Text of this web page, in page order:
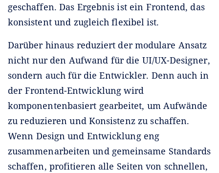
geschaffen. Das Ergebnis ist ein Frontend, das
konsistent und zugleich flexibel ist.
Darüber hinaus reduziert der modulare Ansatz
nicht nur den Aufwand für die UI/UX-Designer,
sondern auch für die Entwickler. Denn auch in
der Frontend-Entwicklung wird
komponentenbasiert gearbeitet, um Aufwände
zu reduzieren und Konsistenz zu schaffen.
Wenn Design und Entwicklung eng
zusammenarbeiten und gemeinsame Standards
schaffen, profitieren alle Seiten von schnellen,